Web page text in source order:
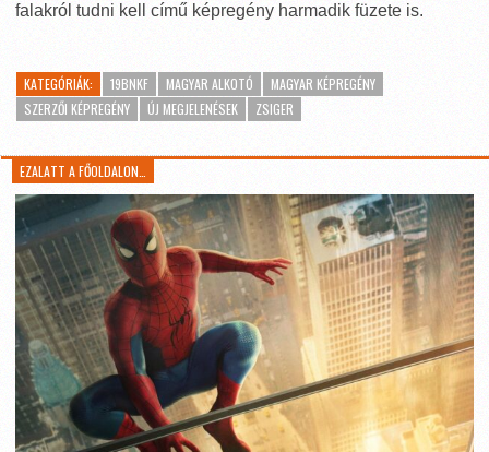
falakról tudni kell című képregény harmadik füzete is.
KATEGÓRIÁK: 19BNKF MAGYAR ALKOTÓ
MAGYAR KÉPREGÉNY
SZERZŐI KÉPREGÉNY
ÚJ MEGJELENÉSEK ZSIGER
EZALATT A FŐOLDALON…